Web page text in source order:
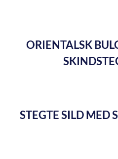
ORIENTALSK
STEGTE SILD MED